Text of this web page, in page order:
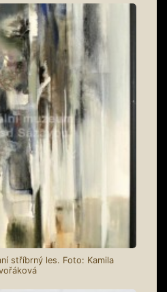
stříbrný les. Foto: Kamila